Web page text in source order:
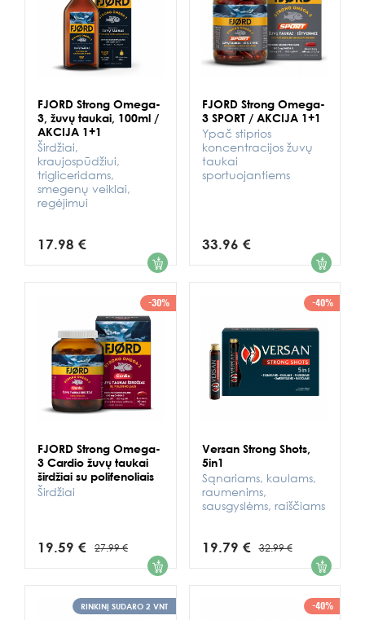
FJORD Strong Omega-
3, žuvų taukai, 100ml /
AKCIJA 1+1
Širdžiai,
kraujospūdžiui,
trigliceridams,
smegenų veiklai,
regėjimui
17.98 € 1
FJORD Strong Omega-
3 SPORT / AKCIJA 1+1
Ypač stiprios
koncentracijos žuvų
taukai
sportuojantiems
33.96 € 1
-30%
FJORD Strong Omega-
3 Cardio žuvų taukai
širdžiai su polifenoliais
Širdžiai
19.59 € 27.99 € 1
-40%
Versan Strong Shots,
5in1
Sąnariams, kaulams,
raumenims,
sausgyslėms, raiščiams
19.79 € 32.99 € 1
RINKINĮ SUDARO 2 VNT -40%